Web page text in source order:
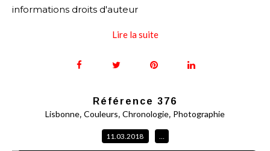
informations droits d'auteur
Lire la suite
Référence 376
Lisbonne, Couleurs, Chronologie, Photographie
11.03.2018 …